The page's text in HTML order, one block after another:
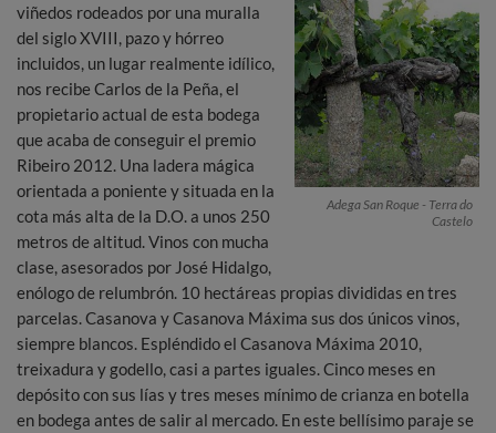
Adega San Roque - Terra do
Castelo
viñedos rodeados por una muralla
del siglo XVIII, pazo y hórreo
incluidos, un lugar realmente idílico,
nos recibe Carlos de la Peña, el
propietario actual de esta bodega
que acaba de conseguir el premio
Ribeiro 2012. Una ladera mágica
orientada a poniente y situada en la
cota más alta de la D.O. a unos 250
metros de altitud. Vinos con mucha
clase, asesorados por José Hidalgo,
enólogo de relumbrón. 10 hectáreas propias divididas en tres
parcelas. Casanova y Casanova Máxima sus dos únicos vinos,
siempre blancos. Espléndido el Casanova Máxima 2010,
treixadura y godello, casi a partes iguales. Cinco meses en
depósito con sus lías y tres meses mínimo de crianza en botella
en bodega antes de salir al mercado. En este bellísimo paraje se